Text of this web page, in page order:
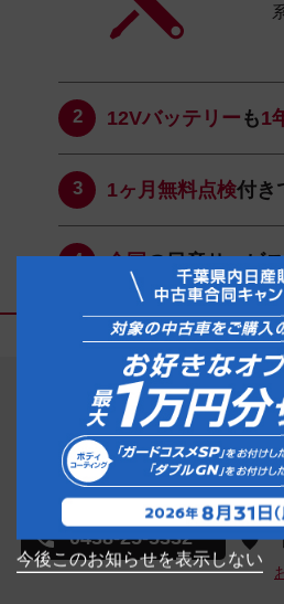
12Vバッテリー も1
1ヶ月無料点検付き
全国の日産サービ
NISSANクオリティ
千葉日産自動車株式会社 カ
0438-25-5332
今後このお知らせを表示しない